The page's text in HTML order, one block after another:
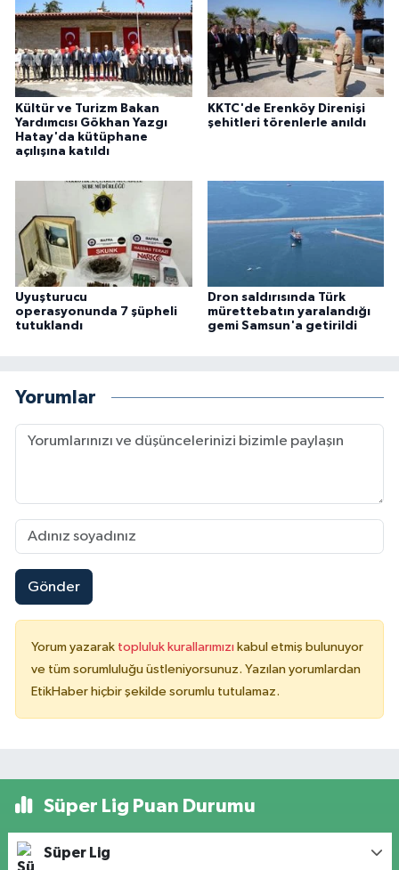
Kültür ve Turizm Bakan
Yardımcısı Gökhan Yazgı
Hatay'da kütüphane
açılışına katıldı
KKTC'de Erenköy Direnişi
şehitleri törenlerle anıldı
Uyuşturucu
operasyonunda 7 şüpheli
tutuklandı
Dron saldırısında Türk
mürettebatın yaralandığı
gemi Samsun'a getirildi
Yorumlar
Gönder
Yorum yazarak topluluk kurallarımızı kabul etmiş bulunuyor
ve tüm sorumluluğu üstleniyorsunuz. Yazılan yorumlardan
EtikHaber hiçbir şekilde sorumlu tutulamaz.
Süper Lig Puan Durumu
Süper Lig